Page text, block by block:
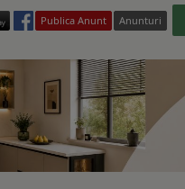
Publica Anunt Anunturi